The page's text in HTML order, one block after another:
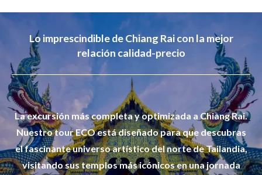
Lo imprescindible de Chiang Rai con la mejor
relación calidad-precio
La excursión más completa y optimizada a Chiang Rai.
Nuestro tour ECO está diseñado para que descubras
el fascinante universo artístico del norte de Tailandia,
visitando sus templos más icónicos en una jornada